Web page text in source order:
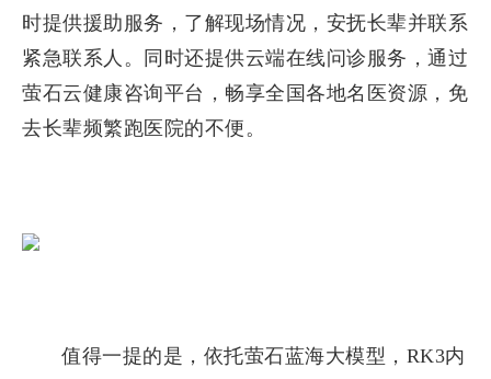
时提供援助服务，了解现场情况，安抚长辈并联系
紧急联系人。同时还提供云端在线问诊服务，通过
萤石云健康咨询平台，畅享全国各地名医资源，免
去长辈频繁跑医院的不便。
值得一提的是，依托萤石蓝海大模型，RK3内